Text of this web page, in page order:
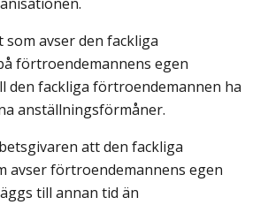
som avser den fackliga
förtroendemannens egen
den fackliga förtroendemannen ha
anställningsförmåner.
att den fackliga
avser förtroendemannens egen
till annan tid än